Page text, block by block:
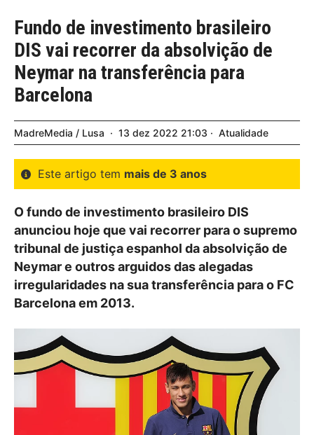
Fundo de investimento brasileiro
DIS vai recorrer da absolvição de
Neymar na transferência para
Barcelona
MadreMedia / Lusa 13 dez 2022 21:03 Atualidade
Este artigo tem mais de 3 anos
O fundo de investimento brasileiro DIS
anunciou hoje que vai recorrer para o supremo
tribunal de justiça espanhol da absolvição de
Neymar e outros arguidos das alegadas
irregularidades na sua transferência para o FC
Barcelona em 2013.